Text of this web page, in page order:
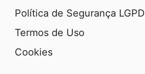
Política de Segurança LGPD
Termos de Uso
Cookies